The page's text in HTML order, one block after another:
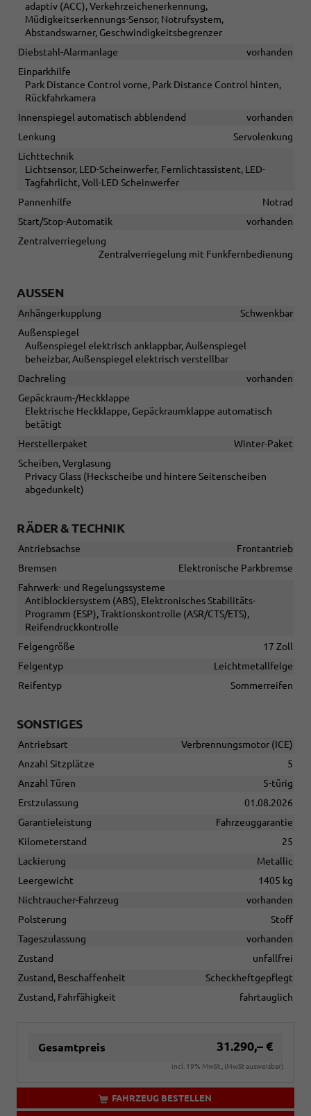
adaptiv (ACC), Verkehrzeichenerkennung,
Müdigkeitserkennungs-Sensor, Notrufsystem,
Abstandswarner, Geschwindigkeitsbegrenzer
Diebstahl-Alarmanlage
vorhanden
Einparkhilfe
Park Distance Control vorne, Park Distance Control hinten,
Rückfahrkamera
Innenspiegel automatisch abblendend
vorhanden
Lenkung
Servolenkung
Lichttechnik
Lichtsensor, LED-Scheinwerfer, Fernlichtassistent, LED-
Tagfahrlicht, Voll-LED Scheinwerfer
Pannenhilfe
Notrad
Start/Stop-Automatik
vorhanden
Zentralverriegelung
Zentralverriegelung mit Funkfernbedienung
AUSSEN
Anhängerkupplung
Schwenkbar
Außenspiegel
Außenspiegel elektrisch anklappbar, Außenspiegel
beheizbar, Außenspiegel elektrisch verstellbar
Dachreling
vorhanden
Gepäckraum-/Heckklappe
Elektrische Heckklappe, Gepäckraumklappe automatisch
betätigt
Herstellerpaket
Winter-Paket
Scheiben, Verglasung
Privacy Glass (Heckscheibe und hintere Seitenscheiben
abgedunkelt)
RÄDER & TECHNIK
Antriebsachse
Frontantrieb
Bremsen
Elektronische Parkbremse
Fahrwerk- und Regelungssysteme
Antiblockiersystem (ABS), Elektronisches Stabilitäts-
Programm (ESP), Traktionskontrolle (ASR/CTS/ETS),
Reifendruckkontrolle
Felgengröße
17 Zoll
Felgentyp
Leichtmetallfelge
Reifentyp
Sommerreifen
SONSTIGES
Antriebsart
Verbrennungsmotor (ICE)
Anzahl Sitzplätze
5
Anzahl Türen
5-türig
Erstzulassung
01.08.2026
Garantieleistung
Fahrzeuggarantie
Kilometerstand
25
Lackierung
Metallic
Leergewicht
1405 kg
Nichtraucher-Fahrzeug
vorhanden
Polsterung
Stoff
Tageszulassung
vorhanden
Zustand
unfallfrei
Zustand, Beschaffenheit
Scheckheftgepflegt
Zustand, Fahrfähigkeit
fahrtauglich
Gesamtpreis 31.290,– €
incl. 19% MwSt., (MwSt ausweisbar)
FAHRZEUG BESTELLEN